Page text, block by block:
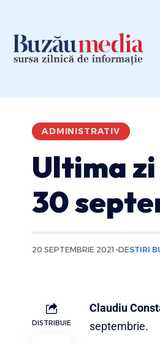
ADMINISTRATIV
Ultima
30
20 SEPTEMBRIE 2021 DESTIRI
DISTRIBUIE
Claudiu
septembrie.